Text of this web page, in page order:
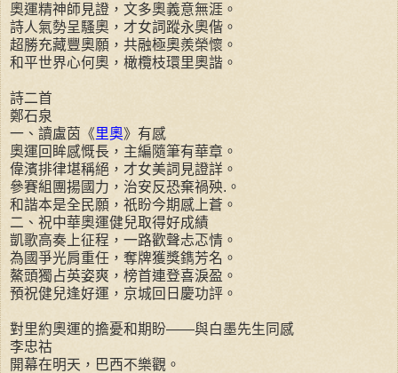
奧運精神師見證，文多奧義意無涯。
詩人氣勢呈騷奧，才女詞蹤永奧偕。
超勝充藏豐奧願，共融極奧羨榮懷。
和平世界心何奧，橄欖枝環里奧諧。
詩二首
鄭石泉
一、讀盧茵《里奧》有感
奧運回眸感慨長，主編隨筆有華章。
偉濱排律堪稱絕，才女美詞見證詳。
參賽組團揚國力，治安反恐棄禍殃.。
和諧本是全民願，祇盼今期感上蒼。
二、祝中華奧運健兒取得好成績
凱歌高奏上征程，一路歡聲忐忑情。
為國爭光肩重任，奪牌獲獎鐫芳名。
鰲頭獨占英姿爽，榜首連登喜淚盈。
預祝健兒逢好運，京城回日慶功評。
對里約奧運的擔憂和期盼——與白墨先生同感
李忠祜
開幕在明天，巴西不樂觀。